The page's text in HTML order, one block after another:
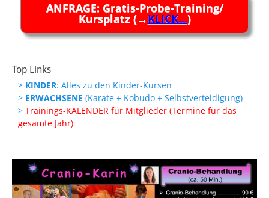
ANFRAGE: Gratis-Probe-Training/
Kursplatz (→KLICK...)
Top Links
> KINDER: Alles zu den Kinder-Kursen
> ERWACHSENE (Karate + Kobudo + Selbstverteidigung)
> Trainings-KALENDER für Mitglieder (Termine für das
gesamte Jahr)